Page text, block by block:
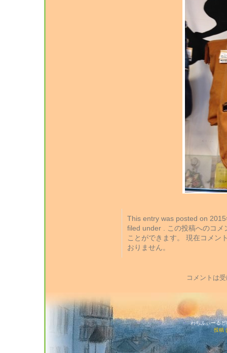
This entry was posted on
filed under . この投稿へのコ
ことができます。 現在コメン
おりません。
コメントは
わちふぃーる
投稿